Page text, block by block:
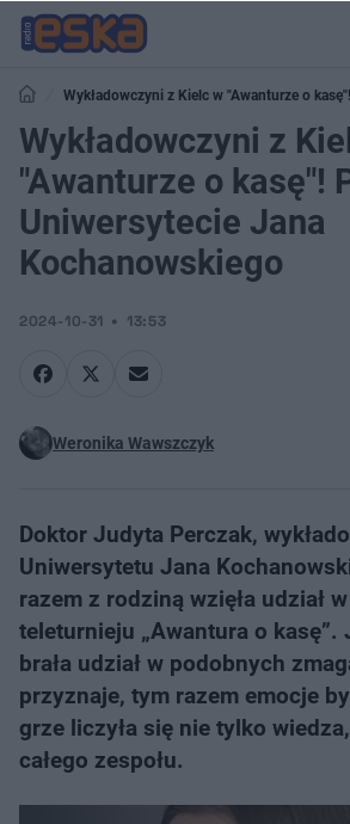
Wykładowczyni z Kielc w "Awanturze o
Jana Kochanowskiego
Wykładowczyni z
"Awanturze o kasę"!
Uniwersytecie Jana
Kochanowskiego
2024-10-31 13:53
Weronika Wawszczyk
Doktor Judyta Perczak,
Uniwersytetu Jana
razem z rodziną wzięła udział
teleturnieju „Awantura o kasę”.
brała udział w podobnych
przyznaje, tym razem emocje
grze liczyła się nie tylko
całego zespołu.